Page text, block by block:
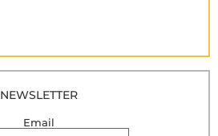
NEWSLETTER
Email